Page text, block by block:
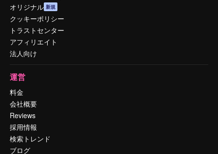
オリジナル 新規
クッキーポリシー
トラストセンター
アフィリエイト
法人向け
運営
料金
会社概要
Reviews
採用情報
検索トレンド
ブログ